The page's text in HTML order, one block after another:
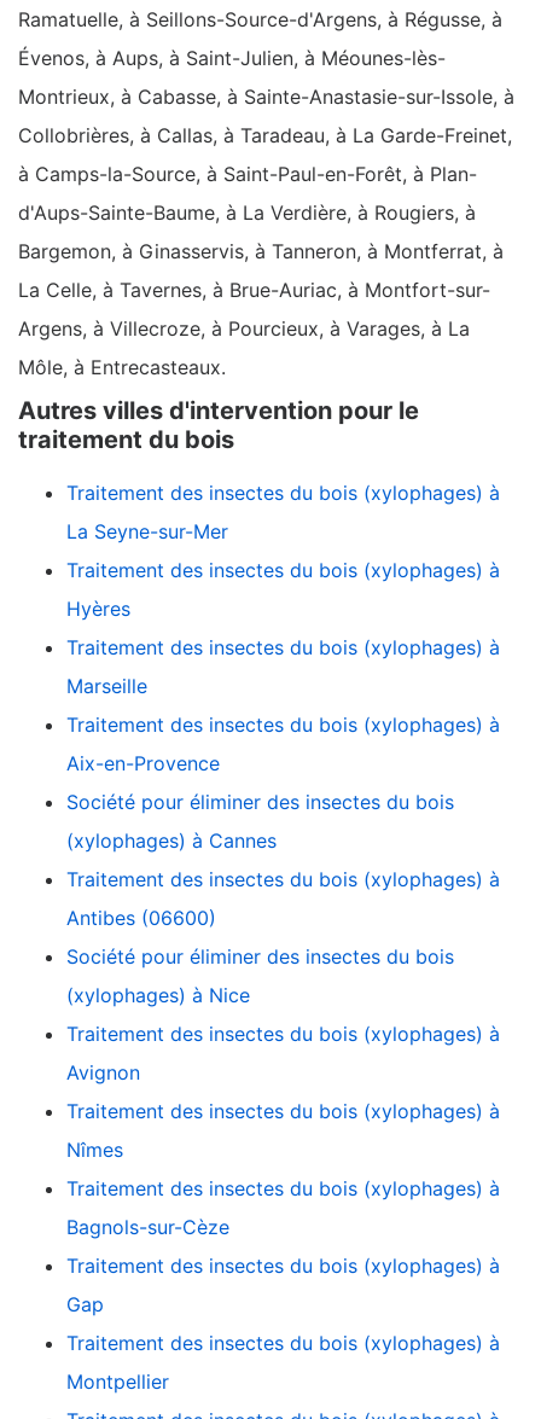
Ramatuelle, à Seillons-Source-d'Argens, à Régusse, à
Évenos, à Aups, à Saint-Julien, à Méounes-lès-
Montrieux, à Cabasse, à Sainte-Anastasie-sur-Issole, à
Collobrières, à Callas, à Taradeau, à La Garde-Freinet,
à Camps-la-Source, à Saint-Paul-en-Forêt, à Plan-
d'Aups-Sainte-Baume, à La Verdière, à Rougiers, à
Bargemon, à Ginasservis, à Tanneron, à Montferrat, à
La Celle, à Tavernes, à Brue-Auriac, à Montfort-sur-
Argens, à Villecroze, à Pourcieux, à Varages, à La
Môle, à Entrecasteaux.
Autres villes d'intervention pour le
traitement du bois
Traitement des insectes du bois (xylophages) à
La Seyne-sur-Mer
Traitement des insectes du bois (xylophages) à
Hyères
Traitement des insectes du bois (xylophages) à
Marseille
Traitement des insectes du bois (xylophages) à
Aix-en-Provence
Société pour éliminer des insectes du bois
(xylophages) à Cannes
Traitement des insectes du bois (xylophages) à
Antibes (06600)
Société pour éliminer des insectes du bois
(xylophages) à Nice
Traitement des insectes du bois (xylophages) à
Avignon
Traitement des insectes du bois (xylophages) à
Nîmes
Traitement des insectes du bois (xylophages) à
Bagnols-sur-Cèze
Traitement des insectes du bois (xylophages) à
Gap
Traitement des insectes du bois (xylophages) à
Montpellier